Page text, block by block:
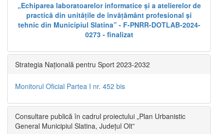
„Echiparea laboratoarelor informatice și a atelierelor de
practică din unitățile de învățământ profesional și
tehnic din Municipiul Slatina” - F-PNRR-DOTLAB-2024-
0273 - finalizat
Strategia Națională pentru Sport 2023-2032
Monitorul Oficial Partea I nr. 452 bis
Consultare publică în cadrul proiectului „Plan Urbanistic
General Municipiul Slatina, Județul Olt”